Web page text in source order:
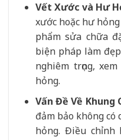
Vết Xước và Hư
xước hoặc hư
phẩm sửa chữa
biện pháp làm
nghiêm trọng,
hỏng.
Vấn Đề Về Khung
đảm bảo không
hỏng. Điều chỉnh